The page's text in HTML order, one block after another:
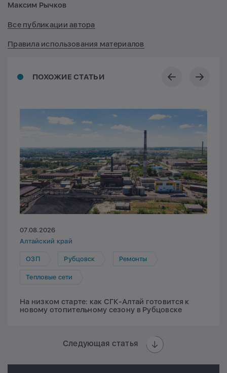
ПОХОЖИЕ СТАТЬИ
07.08.2026
Алтайский край
ОЗП Рубцовск Ремонты
Тепловые сети
На низком старте: как СГК-Алтай готовится к
новому отопительному сезону в Рубцовске
Следующая статья
Максим Рычков
Все публикации автора
Правила использования материалов